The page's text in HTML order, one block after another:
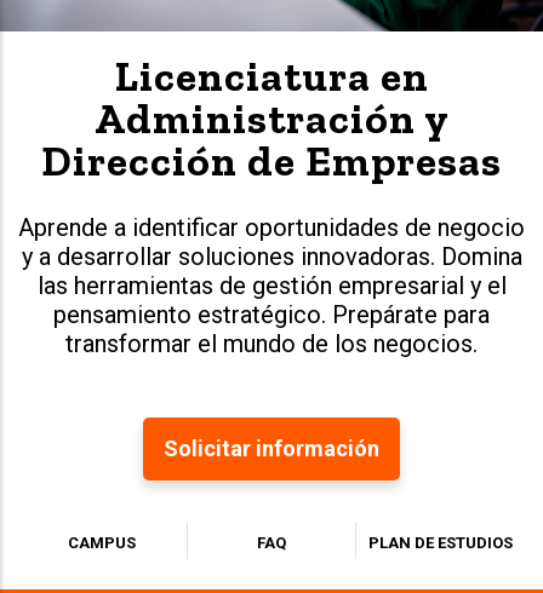
Licenciatura en
Administración y
Dirección de Empresas
Aprende a identificar oportunidades de negocio
y a desarrollar soluciones innovadoras. Domina
las herramientas de gestión empresarial y el
pensamiento estratégico. Prepárate para
transformar el mundo de los negocios.
Solicitar información
CAMPUS FAQ PLAN DE ESTUDIOS